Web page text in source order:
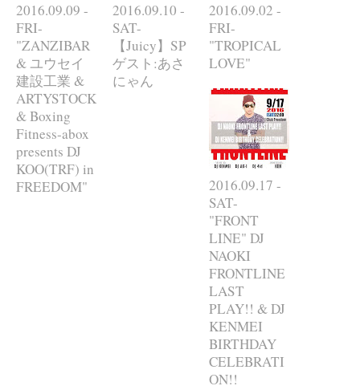
2016.09.09 -
FRI-
"ZANZIBAR
& ユウセイ
建設工業 &
ARTYSTOCK
& Boxing
Fitness-abox
presents DJ
KOO(TRF) in
FREEDOM"
2016.09.10 -
SAT-
【Juicy】SP
ゲスト:あさ
にゃん
2016.09.02 -
FRI-
"TROPICAL
LOVE"
2016.09.17 -
SAT-
"FRONT
LINE" DJ
NAOKI
FRONTLINE
LAST
PLAY!! & DJ
KENMEI
BIRTHDAY
CELEBRATI
ON!!